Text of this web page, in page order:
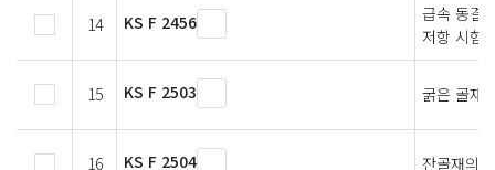
14 KS F 2456
급속 동결
저항 시험
15 KS F 2503 굵은 골재
16 KS F 2504 잔골재의